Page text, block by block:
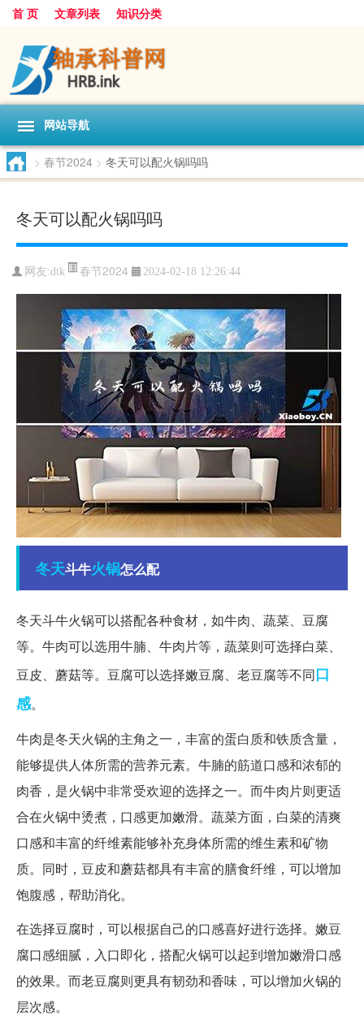
首 页 文章列表 知识分类
网站导航
> 春节2024 > 冬天可以配火锅吗吗
冬天可以配火锅吗吗
网友:dtk 春节2024 2024-02-18 12:26:44
冬天斗牛火锅怎么配
冬天斗牛火锅可以搭配各种食材，如牛肉、蔬菜、豆腐
等。牛肉可以选用牛腩、牛肉片等，蔬菜则可选择白菜、
豆皮、蘑菇等。豆腐可以选择嫩豆腐、老豆腐等不同口
感。
牛肉是冬天火锅的主角之一，丰富的蛋白质和铁质含量，
能够提供人体所需的营养元素。牛腩的筋道口感和浓郁的
肉香，是火锅中非常受欢迎的选择之一。而牛肉片则更适
合在火锅中烫煮，口感更加嫩滑。蔬菜方面，白菜的清爽
口感和丰富的纤维素能够补充身体所需的维生素和矿物
质。同时，豆皮和蘑菇都具有丰富的膳食纤维，可以增加
饱腹感，帮助消化。
在选择豆腐时，可以根据自己的口感喜好进行选择。嫩豆
腐口感细腻，入口即化，搭配火锅可以起到增加嫩滑口感
的效果。而老豆腐则更具有韧劲和香味，可以增加火锅的
层次感。